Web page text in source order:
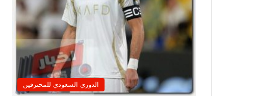
الدوري السعودي للمحترفين